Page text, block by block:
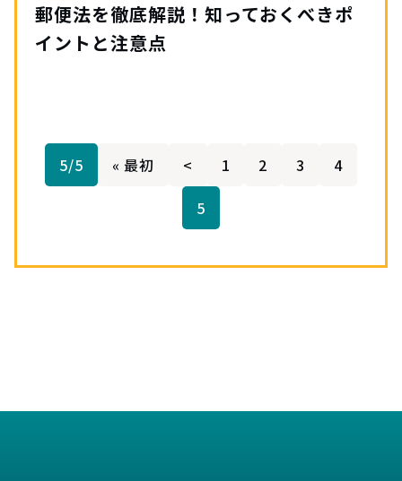
郵便法を徹底解説！知っておくべきポ
イントと注意点
5/5 « 最初 < 1 2 3
4
5